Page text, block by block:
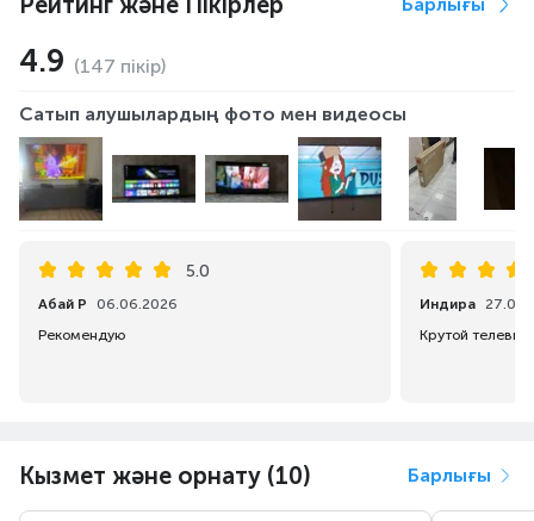
4.9 (147 пікір)
Сатып алушылардың фото мен видеосы
5.0
Абай Р
06.06.2026
Рекомендую
Индира
Кызмет және орнату (10) Барлығы